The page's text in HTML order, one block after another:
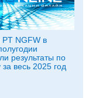
PT NGFW в
результаты по
за весь 2025 год